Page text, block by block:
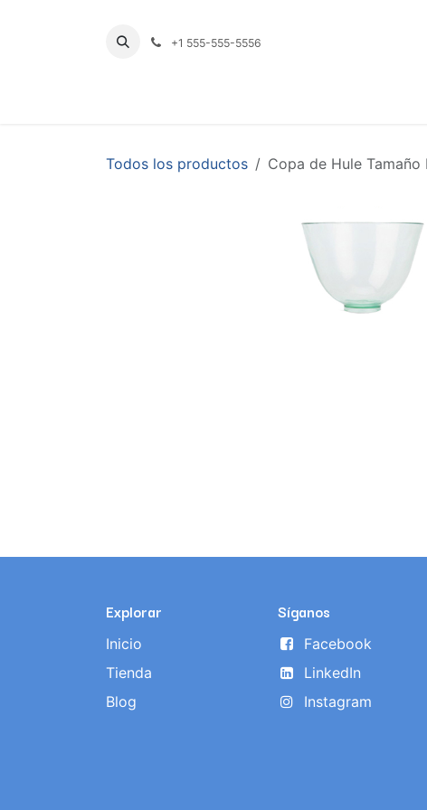
+1 555-555-5556
Todos los productos Copa de Hule Tamaño
Explorar
Inicio
Tienda
Blog
Síganos
Facebook
LinkedIn
Instagram